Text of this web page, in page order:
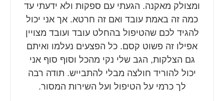
ומצולק מאקנה. הגעתי עם ספקות ולא ידעתי עד
כמה זה באמת עובד ואם זה חרטא. אך אני יכול
להגיד לכם שהטיפול בהחלט עובד ועובד מצויין
אפילו זה פשוט קסם. כל הפצעים נעלמו ואיתם
גם הצלקות, הגב שלי נקי מהכל וסוף סוף אני
יכול להוריד חולצה מבלי להתבייש. תודה רבה
לך כרמי על הטיפול ועל השירות המסור.